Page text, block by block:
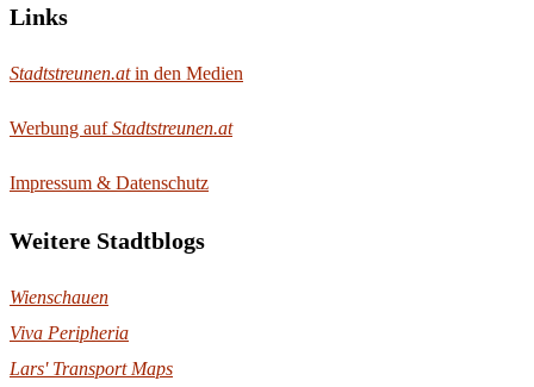
Links
Stadtstreunen.atin den Medien
Werbung aufStadtstreunen.at
Impressum & Datenschutz
Weitere Stadtblogs
Wienschauen
Viva Peripheria
Lars' Transport Maps